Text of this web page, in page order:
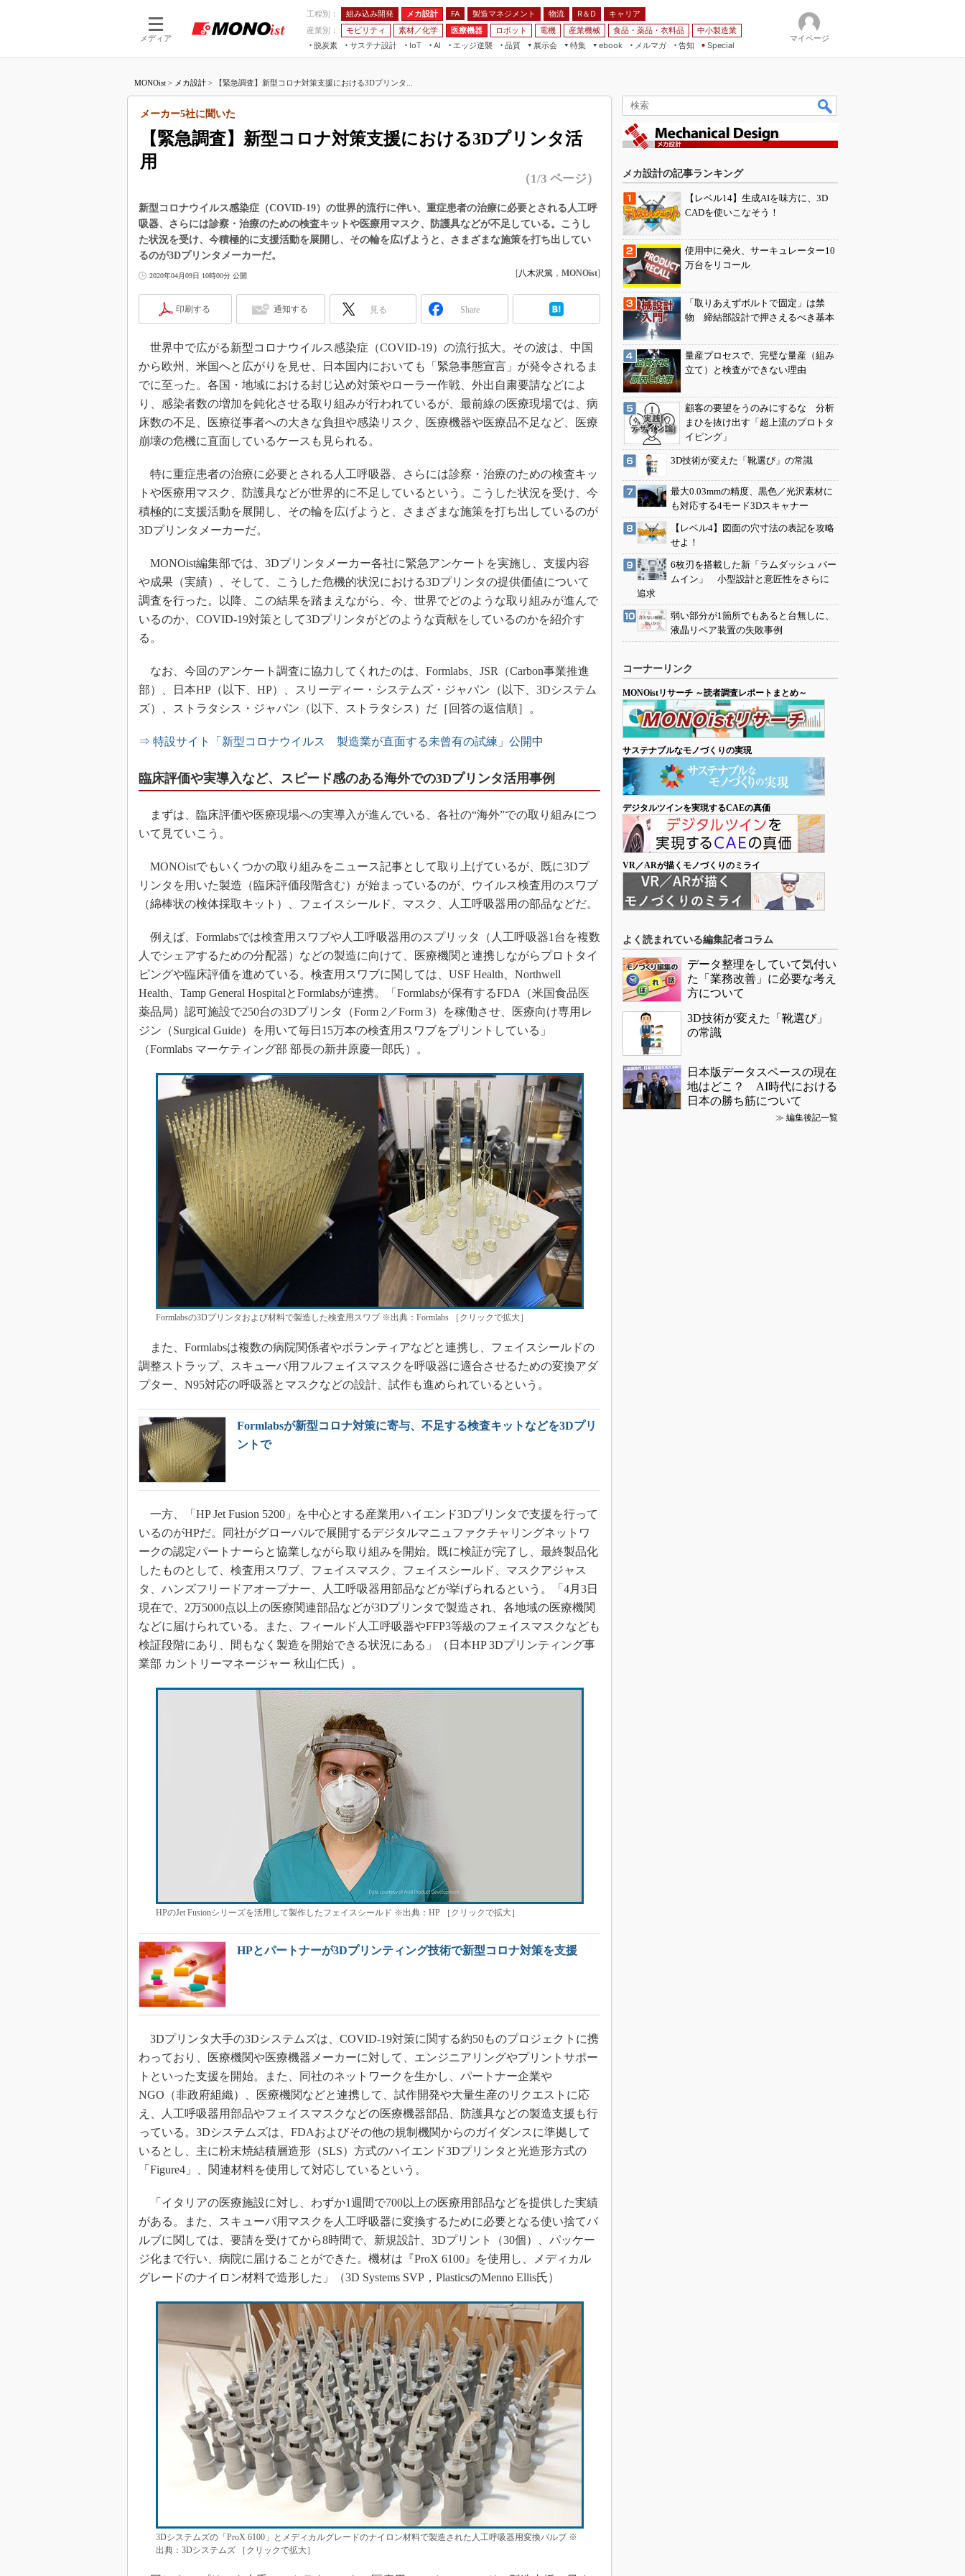
メディア
工程別： 組み込み開発 メカ設計 FA 製造マネジメント 物流 R＆D
キャリア
産業別：
モビリティ 素材／化学 医療機器 ロボット 電機 産業機械 食品・薬品・衣料品
中小製造業
脱炭素
サステナ設計
IoT
つながる工場
AI
AI×設備保全
エッジ逆襲 品質
展示会
JIMTOF
IIFES
TECHNO-FRONTIER
人テク展
スマート工場EXPO
日本ものづくりワールド
AUTOMOTIVE WORLD
特集
フィールドサービス
組み込みモデリング
Windows Embedded
無償設計ツール
3Dプリンタ
デジタルツインとCAE
S＆OP
インダストリー4.0
イノベーション
植物工場
知財マネジメント
制御セキュリティ
新型コロナへの対応
ebook
メルマガ
告知 Special
マイページ
MONOist > メカ設計 > 【緊急調査】新型コロナ対策支援における3Dプリンタ...
【緊急調査】新型コロナ対策支援における3Dプリンタ活
用
メーカー5社に聞いた
（1/3 ページ）
新型コロナウイルス感染症（COVID-19）の世界的流行に伴い、重症患者の治療に必要とされる人工呼
吸器、さらには診察・治療のための検査キットや医療用マスク、防護具などが不足している。こうし
た状況を受け、今積極的に支援活動を展開し、その輪を広げようと、さまざまな施策を打ち出してい
るのが3Dプリンタメーカーだ。
2020年04月09日 10時00分 公開 [八木沢篤 ， MONOist]
印刷する 通知する 見る Share
世界中で広がる新型コロナウイルス感染症（COVID-19）の流行拡大。その波は、中国
から欧州、米国へと広がりを見せ、日本国内においても「緊急事態宣言」が発令されるま
でに至った。各国・地域における封じ込め対策やローラー作戦、外出自粛要請などによ
り、感染者数の増加を鈍化させる取り組みが行われているが、最前線の医療現場では、病
床数の不足、医療従事者への大きな負担や感染リスク、医療機器や医療品不足など、医療
崩壊の危機に直面しているケースも見られる。
特に重症患者の治療に必要とされる人工呼吸器、さらには診察・治療のための検査キッ
トや医療用マスク、防護具などが世界的に不足しているという。こうした状況を受け、今
積極的に支援活動を展開し、その輪を広げようと、さまざまな施策を打ち出しているのが
3Dプリンタメーカーだ。
MONOist編集部では、3Dプリンタメーカー各社に緊急アンケートを実施し、支援内容
や成果（実績）、そして、こうした危機的状況における3Dプリンタの提供価値について
調査を行った。以降、この結果を踏まえながら、今、世界でどのような取り組みが進んで
いるのか、COVID-19対策として3Dプリンタがどのような貢献をしているのかを紹介す
る。
なお、今回のアンケート調査に協力してくれたのは、Formlabs、JSR（Carbon事業推進
部）、日本HP（以下、HP）、スリーディー・システムズ・ジャパン（以下、3Dシステム
ズ）、ストラタシス・ジャパン（以下、ストラタシス）だ［回答の返信順］。
⇒ 特設サイト「新型コロナウイルス 製造業が直面する未曾有の試練」公開中
臨床評価や実導入など、スピード感のある海外での3Dプリンタ活用事例
まずは、臨床評価や医療現場への実導入が進んでいる、各社の“海外”での取り組みにつ
いて見ていこう。
MONOistでもいくつかの取り組みをニュース記事として取り上げているが、既に3Dプ
リンタを用いた製造（臨床評価段階含む）が始まっているのが、ウイルス検査用のスワブ
（綿棒状の検体採取キット）、フェイスシールド、マスク、人工呼吸器用の部品などだ。
例えば、Formlabsでは検査用スワブや人工呼吸器用のスプリッタ（人工呼吸器1台を複数
人でシェアするための分配器）などの製造に向けて、医療機関と連携しながらプロトタイ
ピングや臨床評価を進めている。検査用スワブに関しては、USF Health、Northwell
Health、Tamp General HospitalとFormlabsが連携。「Formlabsが保有するFDA（米国食品医
薬品局）認可施設で250台の3Dプリンタ（Form 2／Form 3）を稼働させ、医療向け専用レ
ジン（Surgical Guide）を用いて毎日15万本の検査用スワブをプリントしている」
（Formlabs マーケティング部 部長の新井原慶一郎氏）。
Formlabsの3Dプリンタおよび材料で製造した検査用スワブ ※出典：Formlabs ［クリックで拡大］
また、Formlabsは複数の病院関係者やボランティアなどと連携し、フェイスシールドの
調整ストラップ、スキューバ用フルフェイスマスクを呼吸器に適合させるための変換アダ
プター、N95対応の呼吸器とマスクなどの設計、試作も進められているという。
Formlabsが新型コロナ対策に寄与、不足する検査キットなどを3Dプリ
ントで
一方、「HP Jet Fusion 5200」を中心とする産業用ハイエンド3Dプリンタで支援を行って
いるのがHPだ。同社がグローバルで展開するデジタルマニュファクチャリングネットワ
ークの認定パートナーらと協業しながら取り組みを開始。既に検証が完了し、最終製品化
したものとして、検査用スワブ、フェイスマスク、フェイスシールド、マスクアジャス
タ、ハンズフリードアオープナー、人工呼吸器用部品などが挙げられるという。「4月3日
現在で、2万5000点以上の医療関連部品などが3Dプリンタで製造され、各地域の医療機関
などに届けられている。また、フィールド人工呼吸器やFFP3等級のフェイスマスクなども
検証段階にあり、間もなく製造を開始できる状況にある」（日本HP 3Dプリンティング事
業部 カントリーマネージャー 秋山仁氏）。
HPのJet Fusionシリーズを活用して製作したフェイスシールド ※出典：HP ［クリックで拡大］
HPとパートナーが3Dプリンティング技術で新型コロナ対策を支援
3Dプリンタ大手の3Dシステムズは、COVID-19対策に関する約50ものプロジェクトに携
わっており、医療機関や医療機器メーカーに対して、エンジニアリングやプリントサポー
トといった支援を開始。また、同社のネットワークを生かし、パートナー企業や
NGO（非政府組織）、医療機関などと連携して、試作開発や大量生産のリクエストに応
え、人工呼吸器用部品やフェイスマスクなどの医療機器部品、防護具などの製造支援も行
っている。3Dシステムズは、FDAおよびその他の規制機関からのガイダンスに準拠して
いるとし、主に粉末焼結積層造形（SLS）方式のハイエンド3Dプリンタと光造形方式の
「Figure4」、関連材料を使用して対応しているという。
「イタリアの医療施設に対し、わずか1週間で700以上の医療用部品などを提供した実績
がある。また、スキューバ用マスクを人工呼吸器に変換するために必要となる使い捨てバ
ルブに関しては、要請を受けてから8時間で、新規設計、3Dプリント（30個）、パッケー
ジ化まで行い、病院に届けることができた。機材は『ProX 6100』を使用し、メディカル
グレードのナイロン材料で造形した」（3D Systems SVP，PlasticsのMenno Ellis氏）
3Dシステムズの「ProX 6100」とメディカルグレードのナイロン材料で製造された人工呼吸器用変換バルブ ※
出典：3Dシステムズ ［クリックで拡大］
メカ設計の記事ランキング
【レベル14】生成AIを味方に、3D
CADを使いこなそう！
使用中に発火、サーキュレーター10
万台をリコール
「取りあえずボルトで固定」は禁
物 締結部設計で押さえるべき基本
量産プロセスで、完璧な量産（組み
立て）と検査ができない理由
顧客の要望をうのみにするな 分析
まひを抜け出す「超上流のプロトタ
イピング」
3D技術が変えた「靴選び」の常識
最大0.03mmの精度、黒色／光沢素材に
も対応する4モード3Dスキャナー
【レベル4】図面の穴寸法の表記を攻略
せよ！
6枚刃を搭載した新「ラムダッシュ パー
ムイン」 小型設計と意匠性をさらに
追求
弱い部分が1箇所でもあると台無しに、
液晶リペア装置の失敗事例
コーナーリンク
MONOistリサーチ ～読者調査レポートまとめ～
サステナブルなモノづくりの実現
デジタルツインを実現するCAEの真価
VR／ARが描くモノづくりのミライ
よく読まれている編集記者コラム
データ整理をしていて気付い
た「業務改善」に必要な考え
方について
3D技術が変えた「靴選び」
の常識
日本版データスペースの現在
地はどこ？ AI時代における
日本の勝ち筋について
≫ 編集後記一覧